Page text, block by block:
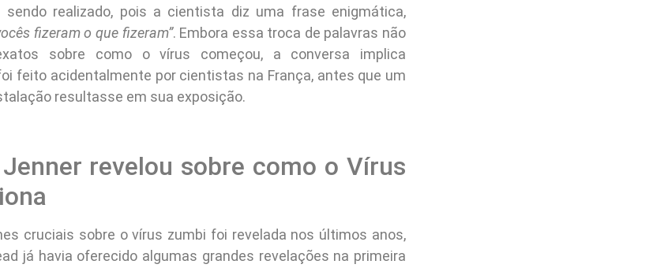
sendo realizado, pois a cientista diz uma frase enigmática,
fizeram o que fizeram”. Embora essa troca de palavras não
sobre como o vírus começou, a conversa implica
feito acidentalmente por cientistas na França, antes que um
resultasse em sua exposição.
Jenner revelou sobre como o Vírus
cruciais sobre o vírus zumbi foi revelada nos últimos anos,
já havia oferecido algumas grandes revelações na primeira